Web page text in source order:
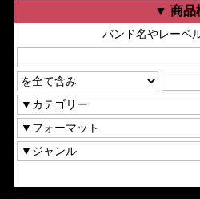
▼ 商品
バンド名やレーベ